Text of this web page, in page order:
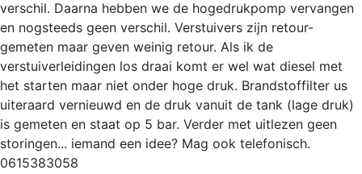
verschil. Daarna hebben we de hogedrukpomp vervangen
en nogsteeds geen verschil. Verstuivers zijn retour-
gemeten maar geven weinig retour. Als ik de
verstuiverleidingen los draai komt er wel wat diesel met
het starten maar niet onder hoge druk. Brandstoffilter us
uiteraard vernieuwd en de druk vanuit de tank (lage druk)
is gemeten en staat op 5 bar. Verder met uitlezen geen
storingen... iemand een idee? Mag ook telefonisch.
0615383058